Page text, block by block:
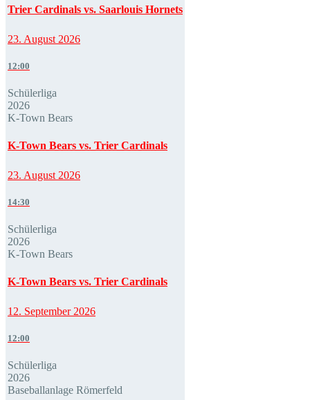
Trier Cardinals vs. Saarlouis Hornets
23. August 2026
12:00
Schülerliga
2026
K-Town Bears
K-Town Bears vs. Trier Cardinals
23. August 2026
14:30
Schülerliga
2026
K-Town Bears
K-Town Bears vs. Trier Cardinals
12. September 2026
12:00
Schülerliga
2026
Baseballanlage Römerfeld